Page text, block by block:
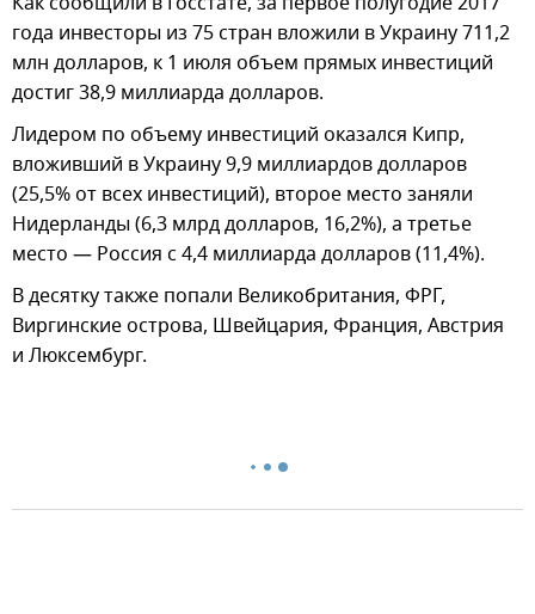
года инвесторы из 75 стран вложили в Украину 711,2
млн долларов, к 1 июля объем прямых инвестиций
достиг 38,9 миллиарда долларов.
Лидером по объему инвестиций оказался Кипр,
вложивший в Украину 9,9 миллиардов долларов
(25,5% от всех инвестиций), второе место заняли
Нидерланды (6,3 млрд долларов, 16,2%), а третье
место — Россия с 4,4 миллиарда долларов (11,4%).
В десятку также попали Великобритания, ФРГ,
Виргинские острова, Швейцария, Франция, Австрия
и Люксембург.